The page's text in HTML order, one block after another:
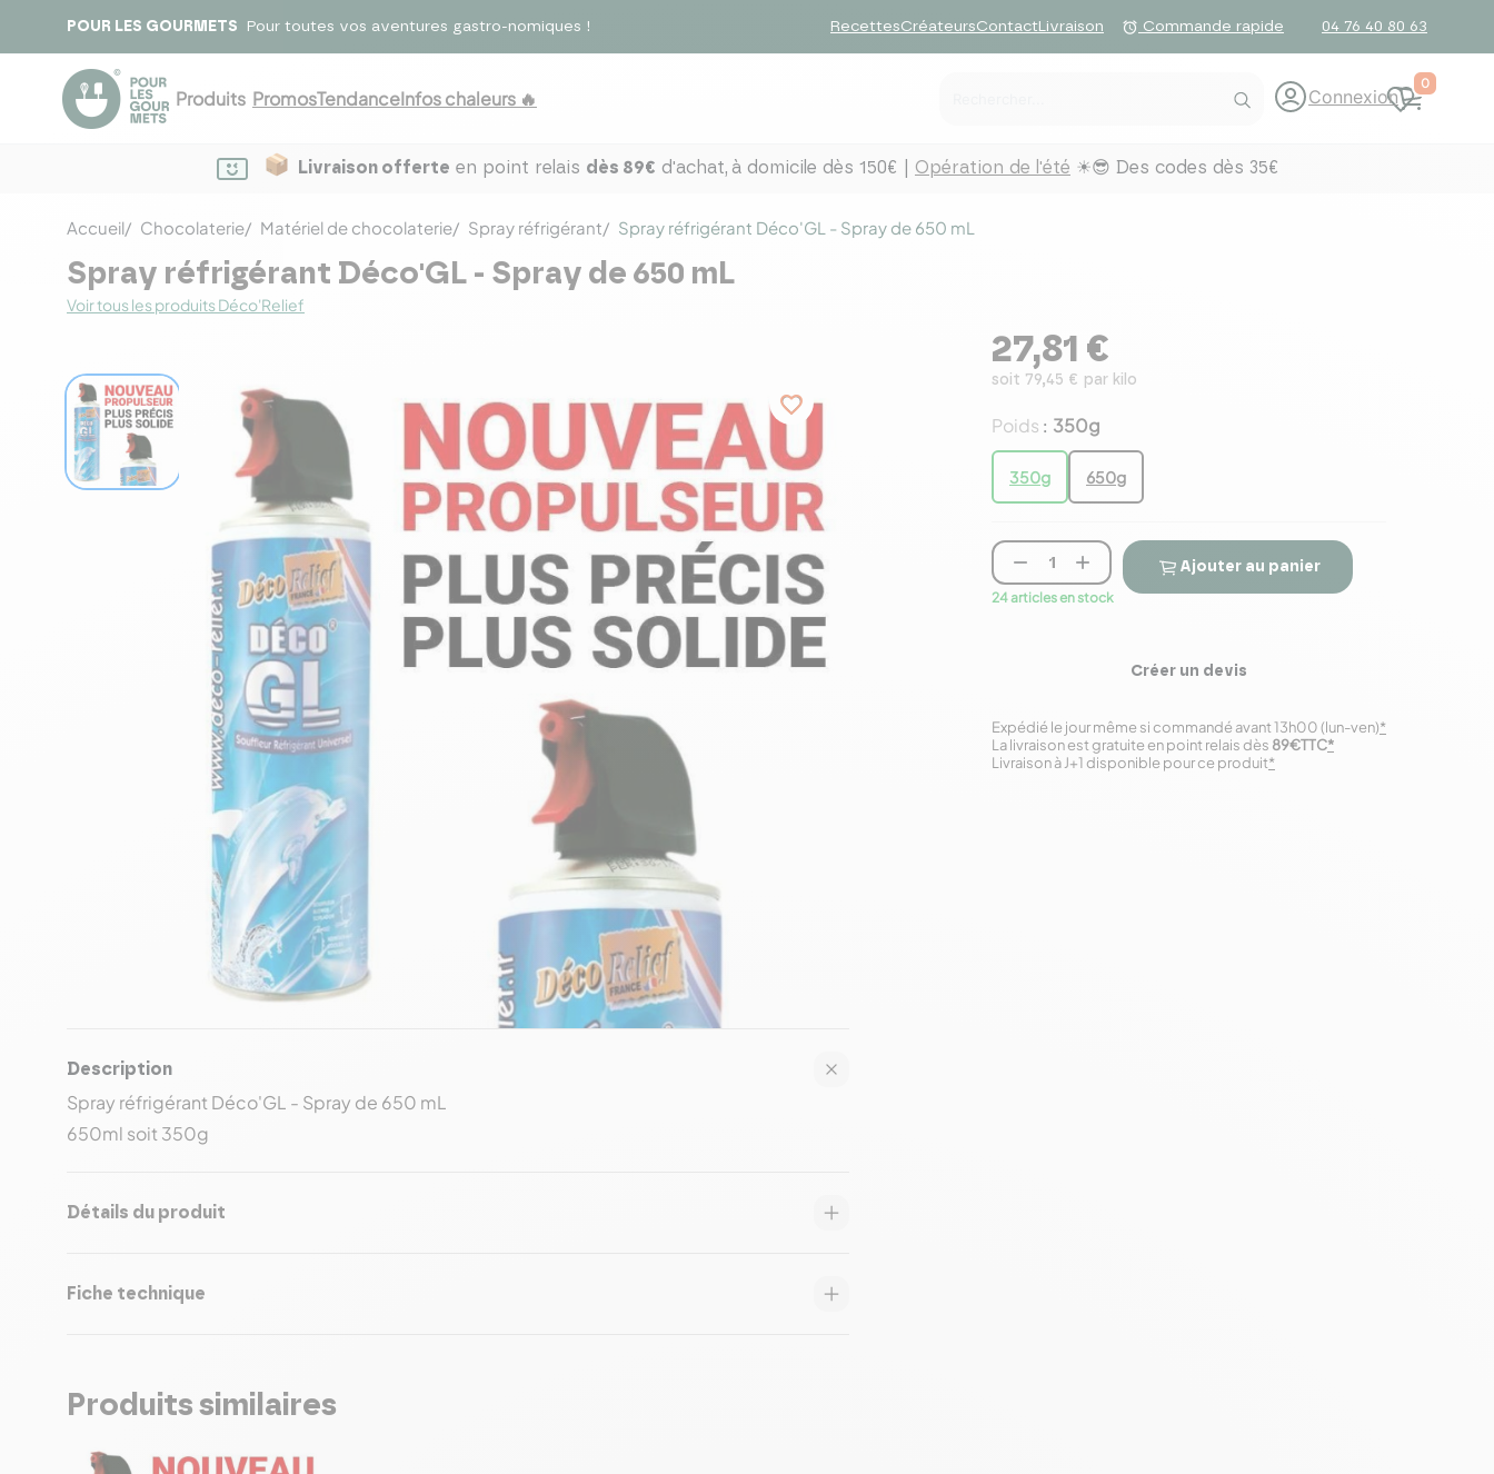
POUR LES GOURMETS Pour toutes vos aventures gastro-nomiques ! RecettesCréateursContactLivraison alarm Commande rapide 04 76 40 80 63
Produits PromosTendanceInfos chaleurs 🔥 Connexion
0
Livraison offerte en point relais dès 89€ d'achat, à domicile dès 150€ | Opération de l'été ☀😎 Des codes dès 35€
Accueil Chocolaterie Matériel de chocolaterie Spray réfrigérant Spray réfrigérant Déco'GL - Spray de 650 mL
Spray réfrigérant Déco'GL - Spray de 650 mL
Voir tous les produits Déco'Relief
favorite_border
27,81 €
soit 79,45 € par kilo
Poids : 350g
350g 650g
 
24 articles en stock
Ajouter au panier
Créer un devis
Expédié le jour même si commandé avant 13h00 (lun-ven)*
Livraison à J+1 disponible pour ce produit*
La livraison est gratuite en point relais dès 89€TTC*
Description
Spray réfrigérant Déco'GL - Spray de 650 mL
650ml soit 350g
Détails du produit
Fiche technique
Produits similaires